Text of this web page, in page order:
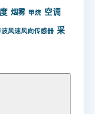
烟雾 甲烷 空调
风速风向传感器 采